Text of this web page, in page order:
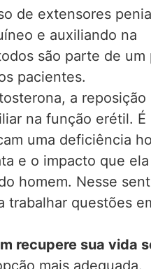
de extensores
e auxiliando na
são parte de um
pacientes.
a reposição
na função erétil. É
uma deficiência
e o impacto que
homem. Nesse
trabalhar questões
recupere sua vida
mais adequada.